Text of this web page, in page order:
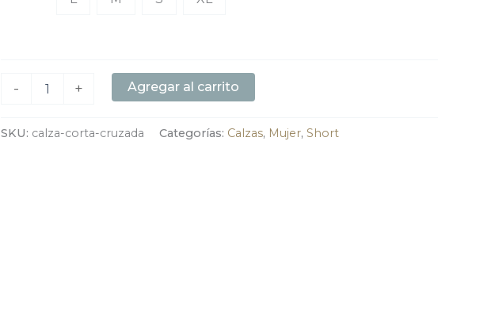
- + Agregar al carrito
SKU: calza-corta-cruzada Categorías: Calzas, Mujer, Short